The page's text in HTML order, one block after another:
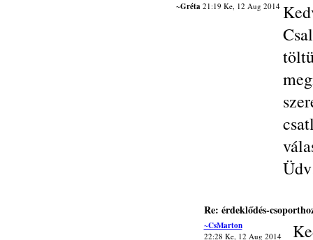
~Gréta21:19 Ke, 12 Aug 2014
Re: érdeklődés-
~CsMarton
22:28 Ke, 12 Aug 2014